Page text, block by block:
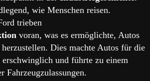
wie Menschen reisen.
trieben
voran, was es ermöglichte, Autos
Dies machte Autos für die
und führte zu einem
Fahrzeugzulassungen.